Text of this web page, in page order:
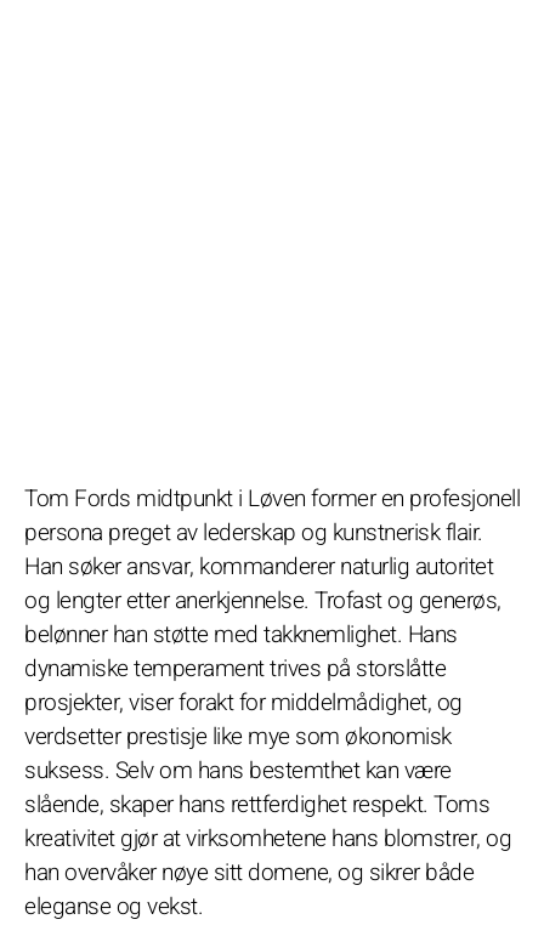
Tom Fords midtpunkt i Løven former en profesjonell
persona preget av lederskap og kunstnerisk flair.
Han søker ansvar, kommanderer naturlig autoritet
og lengter etter anerkjennelse. Trofast og generøs,
belønner han støtte med takknemlighet. Hans
dynamiske temperament trives på storslåtte
prosjekter, viser forakt for middelmådighet, og
verdsetter prestisje like mye som økonomisk
suksess. Selv om hans bestemthet kan være
slående, skaper hans rettferdighet respekt. Toms
kreativitet gjør at virksomhetene hans blomstrer, og
han overvåker nøye sitt domene, og sikrer både
eleganse og vekst.